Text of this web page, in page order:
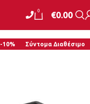
0 €0.00
-10% Σύντομα Διαθέσιμο